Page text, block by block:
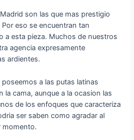
son las que mas prestigio
eso se encuentran tan
a esta pieza. Muchos de nuestros
agencia expresamente
ardientes.
a las putas latinas
la cama, aunque a la ocasion las
de los enfoques que caracteriza
ser saben como agradar al
momento.